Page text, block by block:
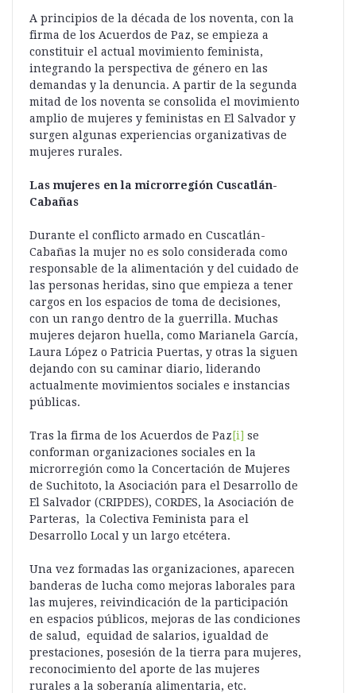
A principios de la década de los noventa, con la
firma de los Acuerdos de Paz, se empieza a
constituir el actual movimiento feminista,
integrando la perspectiva de género en las
demandas y la denuncia. A partir de la segunda
mitad de los noventa se consolida el movimiento
amplio de mujeres y feministas en El Salvador y
surgen algunas experiencias organizativas de
mujeres rurales.
Las mujeres en la microrregión Cuscatlán-
Cabañas
Durante el conflicto armado en Cuscatlán-
Cabañas la mujer no es solo considerada como
responsable de la alimentación y del cuidado de
las personas heridas, sino que empieza a tener
cargos en los espacios de toma de decisiones,
con un rango dentro de la guerrilla. Muchas
mujeres dejaron huella, como Marianela García,
Laura López o Patricia Puertas, y otras la siguen
dejando con su caminar diario, liderando
actualmente movimientos sociales e instancias
públicas.
Tras la firma de los Acuerdos de Paz [i] se
conforman organizaciones sociales en la
microrregión como la Concertación de Mujeres
de Suchitoto, la Asociación para el Desarrollo de
El Salvador (CRIPDES), CORDES, la Asociación de
Parteras, la Colectiva Feminista para el
Desarrollo Local y un largo etcétera.
Una vez formadas las organizaciones, aparecen
banderas de lucha como mejoras laborales para
las mujeres, reivindicación de la participación
en espacios públicos, mejoras de las condiciones
de salud, equidad de salarios, igualdad de
prestaciones, posesión de la tierra para mujeres,
reconocimiento del aporte de las mujeres
rurales a la soberanía alimentaria, etc.